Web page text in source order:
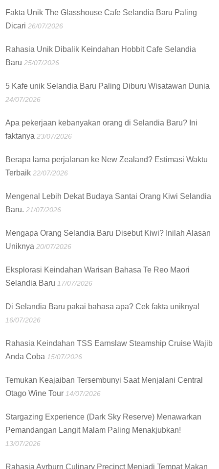
Fakta Unik The Glasshouse Cafe Selandia Baru Paling
Dicari 26/07/2026
Rahasia Unik Dibalik Keindahan Hobbit Cafe Selandia
Baru 25/07/2026
5 Kafe unik Selandia Baru Paling Diburu Wisatawan Dunia
24/07/2026
Apa pekerjaan kebanyakan orang di Selandia Baru? Ini
faktanya 23/07/2026
Berapa lama perjalanan ke New Zealand? Estimasi Waktu
Terbaik 22/07/2026
Mengenal Lebih Dekat Budaya Santai Orang Kiwi Selandia
Baru. 21/07/2026
Mengapa Orang Selandia Baru Disebut Kiwi? Inilah Alasan
Uniknya 20/07/2026
Eksplorasi Keindahan Warisan Bahasa Te Reo Maori
Selandia Baru 17/07/2026
Di Selandia Baru pakai bahasa apa? Cek fakta uniknya!
16/07/2026
Rahasia Keindahan TSS Earnslaw Steamship Cruise Wajib
Anda Coba 15/07/2026
Temukan Keajaiban Tersembunyi Saat Menjalani Central
Otago Wine Tour 14/07/2026
Stargazing Experience (Dark Sky Reserve) Menawarkan
Pemandangan Langit Malam Paling Menakjubkan!
13/07/2026
Rahasia Ayrburn Culinary Precinct Menjadi Tempat Makan